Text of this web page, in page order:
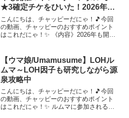
★3確定チケをひいた！2026年1
月編！遂にお目当ての1人をお迎
えできました？！天然爆発姉妹ト
ークも健在(？)
こんにちは、チャッピーだにゃ！🎵今回
の動画、チャッピーのおすすめポイント
はこれだにゃ！✨ 《内容》2026年も開
す。2026年どんな年になるかな…またま
た今年の運試...
【ウマ娘/Umamusume】LOHル
ムマ～LOH因子も研究しながら源
泉攻略中
こんにちは、チャッピーだにゃ！🎵今回
の動画、チャッピーのおすすめポイント
はこれだにゃ！✨ ルムマに参加される方